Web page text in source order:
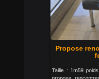
Propose
Taille : 1m59